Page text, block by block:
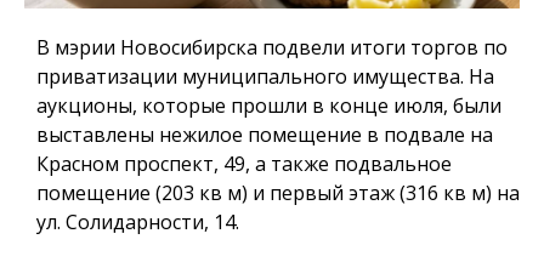
В мэрии Новосибирска подвели итоги торгов по
приватизации муниципального имущества. На
аукционы, которые прошли в конце июля, были
выставлены нежилое помещение в подвале на
Красном проспект, 49, а также подвальное
помещение (203 кв м) и первый этаж (316 кв м) на
ул. Солидарности, 14.